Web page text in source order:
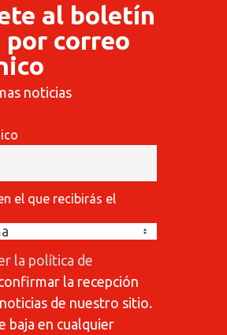
al boletín
por correo
noticias
el que recibirás el
la política de
confirmar la recepción
de nuestro sitio.
baja en cualquier